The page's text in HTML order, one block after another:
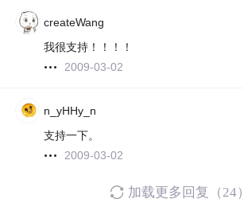
createWang
我很支持！！！！
2009-03-02
n_yHHy_n
支持一下。
2009-03-02
加载更多回复（24）